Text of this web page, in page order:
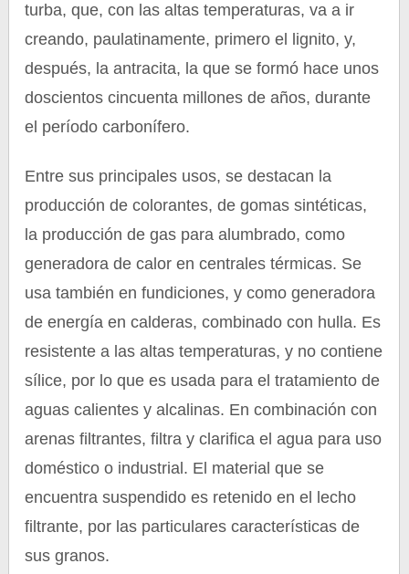
turba, que, con las altas temperaturas, va a ir
creando, paulatinamente, primero el lignito, y,
después, la antracita, la que se formó hace unos
doscientos cincuenta millones de años, durante
el período carbonífero.
Entre sus principales usos, se destacan la
producción de colorantes, de gomas sintéticas,
la producción de gas para alumbrado, como
generadora de calor en centrales térmicas. Se
usa también en fundiciones, y como generadora
de energía en calderas, combinado con hulla. Es
resistente a las altas temperaturas, y no contiene
sílice, por lo que es usada para el tratamiento de
aguas calientes y alcalinas. En combinación con
arenas filtrantes, filtra y clarifica el agua para uso
doméstico o industrial. El material que se
encuentra suspendido es retenido en el lecho
filtrante, por las particulares características de
sus granos.